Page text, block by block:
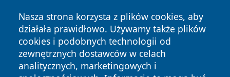
Nasza strona korzysta z plików cookies, aby
działała prawidłowo. Używamy także plików
cookies i podobnych technologii od
zewnętrznych dostawców w celach
analitycznych, marketingowych i
Copyright © 2026 przemyslonline.pl Wszystkie prawa